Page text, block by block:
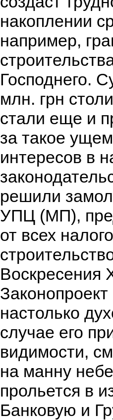
накоплении
например,
Господнего.
млн. грн
стали еще и
за такое
интересов в
решили
УПЦ (МП),
от всех
Воскресения
настолько
случае его
видимости,
на манну
прольется в
Банковую и